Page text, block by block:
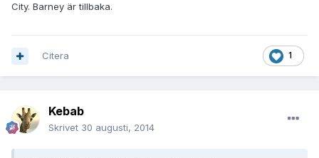
City. Barney är tillbaka.
1
Citera
Kebab
Skrivet 30 augusti, 2014